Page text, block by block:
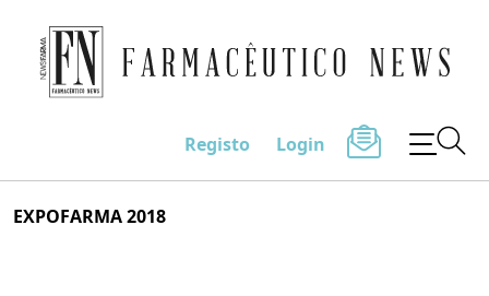
to
Farmacêutico News
Registo Login
EXPOFARMA 2018